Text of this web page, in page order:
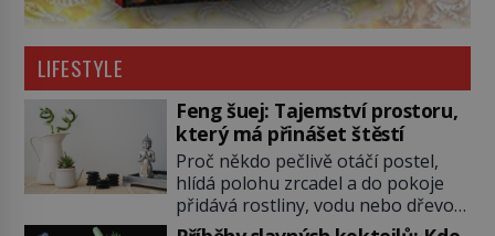
LIFESTYLE
Feng šuej: Tajemství prostoru,
který má přinášet štěstí
Proč někdo pečlivě otáčí postel,
hlídá polohu zrcadel a do pokoje
přidává rostliny, vodu nebo dřevo?
Feng šuej tvrdí, že domov není jen